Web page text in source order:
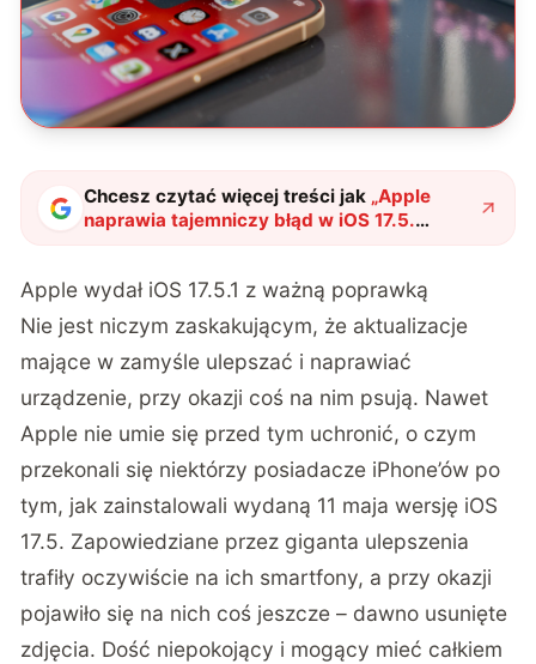
Chcesz czytać więcej treści jak „Apple
naprawia tajemniczy błąd w iOS 17.5.
Usunięte zdjęcia pozostaną usunięte"?
Apple wydał iOS 17.5.1 z ważną poprawką
Nie jest niczym zaskakującym, że aktualizacje
mające w zamyśle ulepszać i naprawiać
urządzenie, przy okazji coś na nim psują. Nawet
Apple nie umie się przed tym uchronić, o czym
przekonali się niektórzy posiadacze iPhone’ów po
tym, jak zainstalowali wydaną 11 maja wersję iOS
17.5. Zapowiedziane przez giganta ulepszenia
trafiły oczywiście na ich smartfony, a przy okazji
pojawiło się na nich coś jeszcze – dawno usunięte
zdjęcia. Dość niepokojący i mogący mieć całkiem